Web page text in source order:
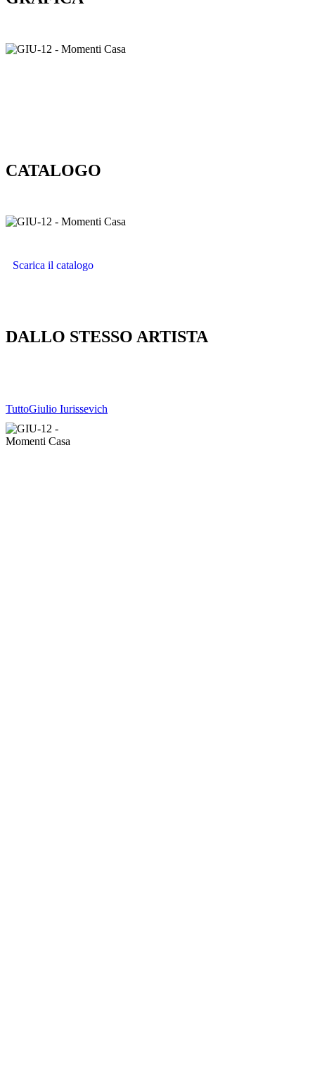
CATALOGO
Scarica il catalogo
DALLO STESSO ARTISTA
TuttoGiulio Iurissevich